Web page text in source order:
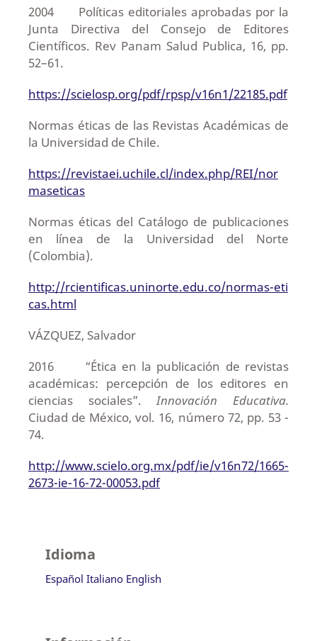
2004 Políticas editoriales aprobadas por la
Junta Directiva del Consejo de Editores
Científicos. Rev Panam Salud Publica, 16, pp.
52–61.
https://scielosp.org/pdf/rpsp/v16n1/22185.pdf
Normas éticas de las Revistas Académicas de
la Universidad de Chile.
https://revistaei.uchile.cl/index.php/REI/nor
maseticas
Normas éticas del Catálogo de publicaciones
en línea de la Universidad del Norte
(Colombia).
http://rcientificas.uninorte.edu.co/normas-eti
cas.html
VÁZQUEZ, Salvador
2016 “Ética en la publicación de revistas
académicas: percepción de los editores en
ciencias sociales”.Innovación Educativa.
Ciudad de México, vol. 16, número 72, pp. 53 -
74.
http://www.scielo.org.mx/pdf/ie/v16n72/1665-
2673-ie-16-72-00053.pdf
Idioma
Español Italiano English